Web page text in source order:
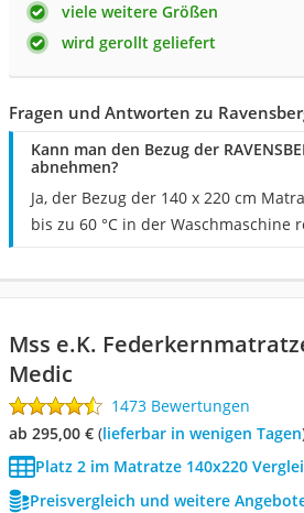
viele weitere Größen
wird gerollt geliefert
Fragen und Antworten zu
Kann man den Bezug der
abnehmen?
Ja, der Bezug der 140 x 220 cm
bis zu 60 °C in der
Mss e.K.
Medic
1473 Bewertungen
ab 295,00 €( Lieferbar in wenigen Tagen
Platz 2 im Matratze 140x220
Preisvergleich und weitere